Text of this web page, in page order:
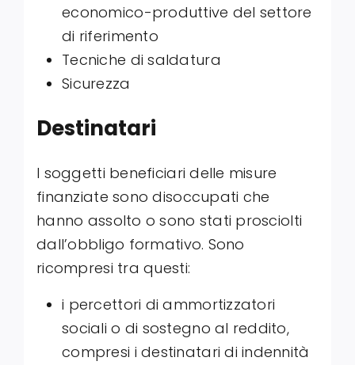
economico-produttive del settore
di riferimento
Tecniche di saldatura
Sicurezza
Destinatari
I soggetti beneficiari delle misure
finanziate sono disoccupati che
hanno assolto o sono stati prosciolti
dall’obbligo formativo. Sono
ricompresi tra questi:
i percettori di ammortizzatori
sociali o di sostegno al reddito,
compresi i destinatari di indennità